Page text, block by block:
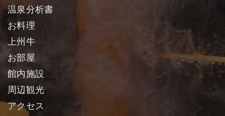
温泉分析書
お料理
上州牛
お部屋
館内施設
周辺観光
アクセス